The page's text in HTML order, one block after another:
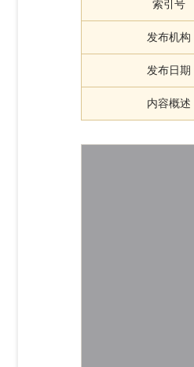
索引号
发布机构
发布日期
内容概述